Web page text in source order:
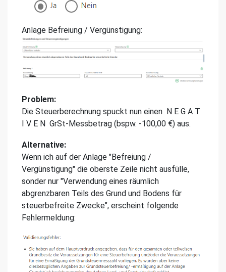
Anlage Befreiung / Vergünstigung:
Problem:
Die Steuerberechnung spuckt nun einen N E G A T
I V E N GrSt-Messbetrag (bspw. -100,00 €) aus.
Alternative:
Wenn ich auf der Anlage "Befreiung /
Vergünstigung" die oberste Zeile nicht ausfülle,
sonder nur "Verwendung eines räumlich
abgrenzbaren Teils des Grund und Bodens für
steuerbefreite Zwecke", erscheint folgende
Fehlermeldung: